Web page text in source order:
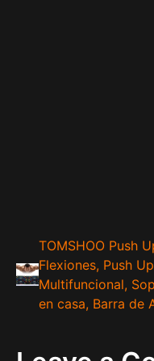
TOMSHOO Push
Flexiones, Push
Multifuncional,
en casa, Barra de